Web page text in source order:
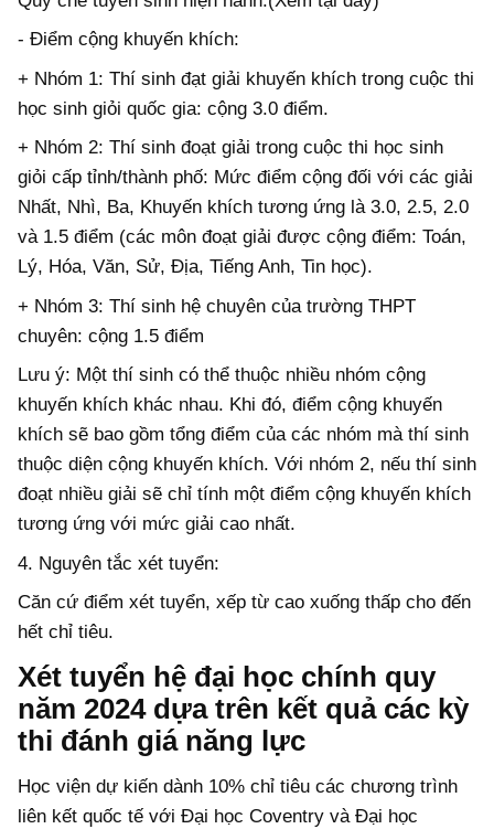
- Điểm cộng khuyến khích:
+ Nhóm 1: Thí sinh đạt giải khuyến khích trong cuộc thi
học sinh giỏi quốc gia: cộng 3.0 điểm.
+ Nhóm 2: Thí sinh đoạt giải trong cuộc thi học sinh
giỏi cấp tỉnh/thành phố: Mức điểm cộng đối với các giải
Nhất, Nhì, Ba, Khuyến khích tương ứng là 3.0, 2.5, 2.0
và 1.5 điểm (các môn đoạt giải được cộng điểm: Toán,
Lý, Hóa, Văn, Sử, Địa, Tiếng Anh, Tin học).
+ Nhóm 3: Thí sinh hệ chuyên của trường THPT
chuyên: cộng 1.5 điểm
Lưu ý: Một thí sinh có thể thuộc nhiều nhóm cộng
khuyến khích khác nhau. Khi đó, điểm cộng khuyến
khích sẽ bao gồm tổng điểm của các nhóm mà thí sinh
thuộc diện cộng khuyến khích. Với nhóm 2, nếu thí sinh
đoạt nhiều giải sẽ chỉ tính một điểm cộng khuyến khích
tương ứng với mức giải cao nhất.
4. Nguyên tắc xét tuyển:
Căn cứ điểm xét tuyển, xếp từ cao xuống thấp cho đến
hết chỉ tiêu.
Xét tuyển hệ đại học chính quy
năm 2024 dựa trên kết quả các kỳ
thi đánh giá năng lực
Học viện dự kiến dành 10% chỉ tiêu các chương trình
liên kết quốc tế với Đại học Coventry và Đại học